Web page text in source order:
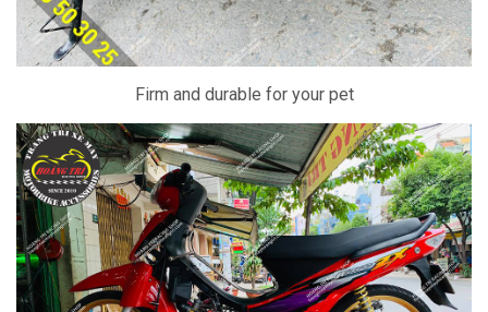
Firm and durable for your pet